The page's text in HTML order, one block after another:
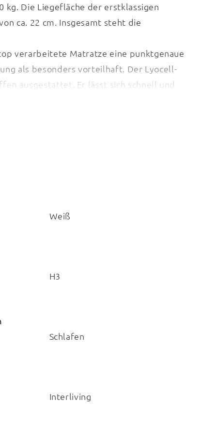
kg. Die Liegefläche der erstklassigen
ca. 22 cm. Insgesamt steht die
verarbeitete Matratze eine punktgenaue
als besonders vorteilhaft. Der Lyocell-
ausgestattet. Er lässt sich schnell und
Weiß
H3
Schlafen
Interliving